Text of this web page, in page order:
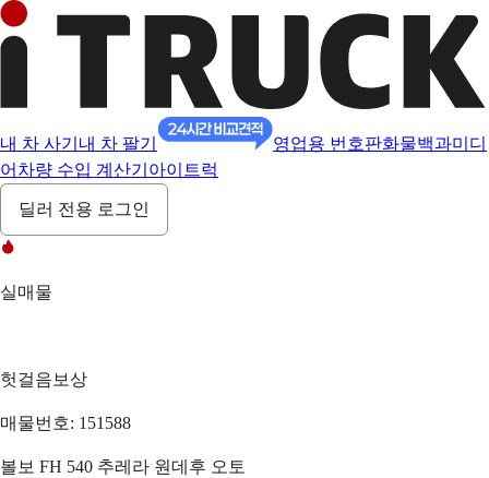
내 차 사기 내 차 팔기 영업용 번호판화물백과미디
어 차량 수입 계산기 아이트럭
딜러 전용 로그인
실매물
헛걸음보상
매물번호: 151588
볼보 FH 540 추레라 원데후 오토